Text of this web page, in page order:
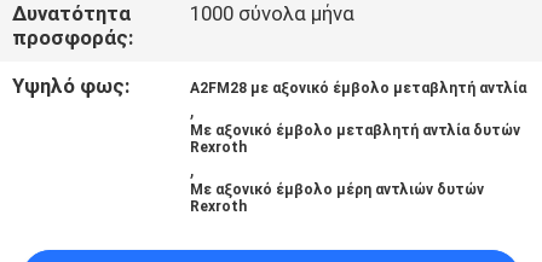
ΕΙΔΉΣΕΙΣ
ΠΕΡΙΠΤΏΣΕΙΣ
Δυνατότητα
προσφοράς:
1000 σύνολα μήνα
Υψηλό φως: A2FM28 με αξονικό έμβολο μεταβλητή αντλία
,
Με αξονικό έμβολο μεταβλητή αντλία δυτών
Rexroth
,
Με αξονικό έμβολο μέρη αντλιών δυτών
Rexroth